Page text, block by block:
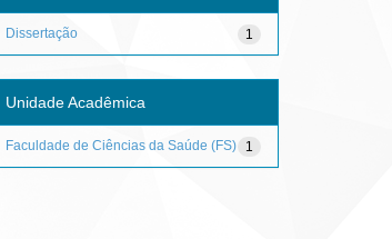
1
Dissertação
Unidade Acadêmica
1
Faculdade de Ciências da Saúde (FS)